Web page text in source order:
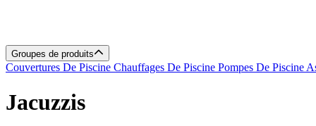
Groupes de produits
Couvertures De Piscine Chauffages De Piscine Pompes De Piscine
Jacuzzis